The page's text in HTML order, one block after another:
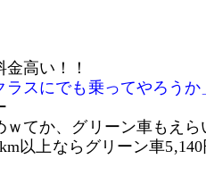
金高い！！
ラスにでも乗ってやろうか
ｗてか、グリーン車もえ
以上ならグリーン車